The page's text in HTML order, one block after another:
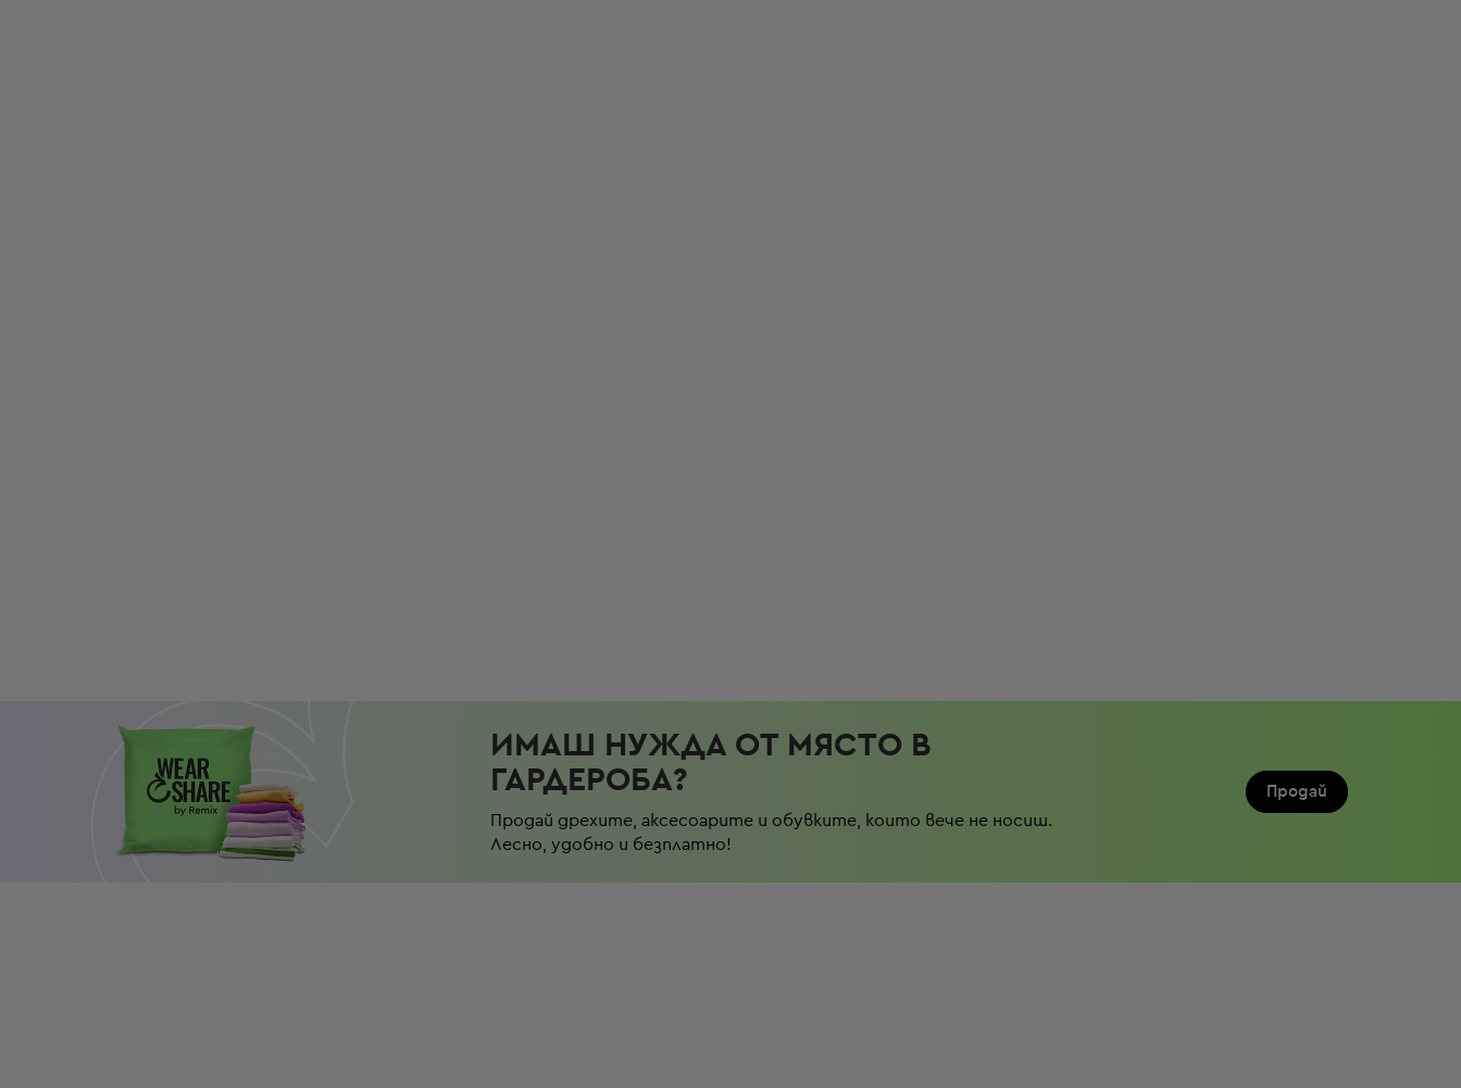
ИМАШ НУЖДА ОТ МЯСТО В
ГАРДЕРОБА?
Продай дрехите, аксесоарите и обувките, които вече не носиш.
Лесно, удобно и безплатно!
Продай